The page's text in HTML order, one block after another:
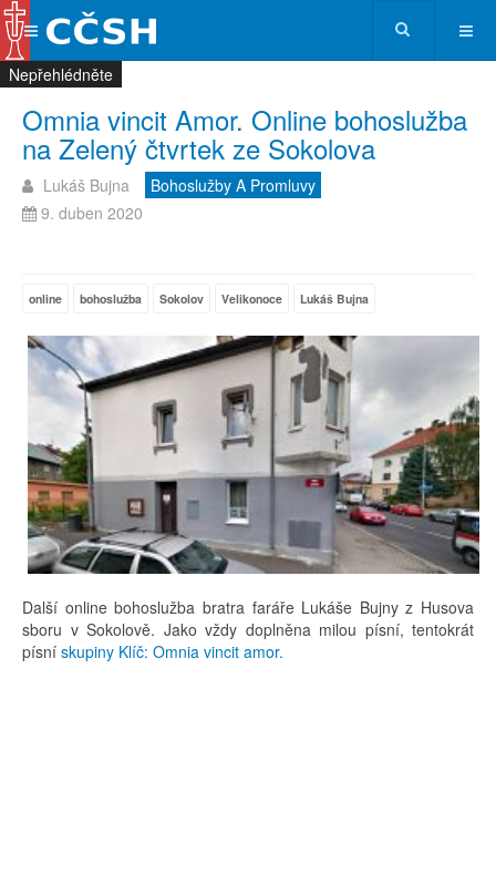
Omnia vincit Amor. Online bohoslužba
na Zelený čtvrtek ze Sokolova
Lukáš Bujna
Bohoslužby A Promluvy
9. duben 2020
online bohoslužba Sokolov Velikonoce Lukáš Bujna
Další online bohoslužba bratra faráře Lukáše Bujny z Husova
sboru v Sokolově. Jako vždy doplněna milou písní, tentokrát
písní skupiny Klíč: Omnia vincit amor.
Nepřehlédněte
Nepřehlédněte
Nepřehlédněte
Nepřehlédněte